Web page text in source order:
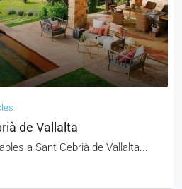
de Vallalta
a Sant Cebrià de Vallalta...